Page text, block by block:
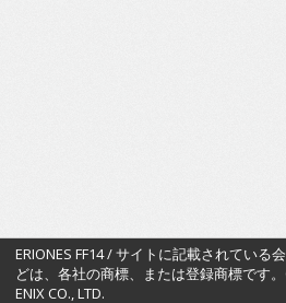
ERIONES FF14 / サイトに記載されている
どは、各社の商標、または登録商標です
ENIX CO., LTD.